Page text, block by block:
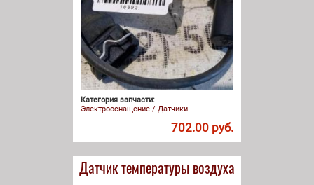
Категория запчасти:
Электрооснащение / Датчики
702.00 руб.
Датчик температуры воздуха